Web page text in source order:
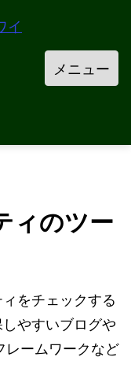
メニュー
ィのツー
をチェックする
やすいブログや
レームワークなど